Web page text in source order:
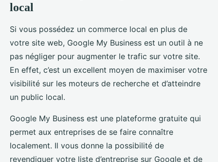
local
Si vous possédez un commerce local en plus de
votre site web, Google My Business est un outil à ne
pas négliger pour augmenter le trafic sur votre site.
En effet, c’est un excellent moyen de maximiser votre
visibilité sur les moteurs de recherche et d’atteindre
un public local.
Google My Business est une plateforme gratuite qui
permet aux entreprises de se faire connaître
localement. Il vous donne la possibilité de
revendiquer votre liste d’entreprise sur Google et de